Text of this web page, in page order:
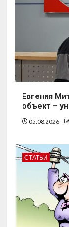
Евгения
объект –
05.08.2026
СТАТЬИ